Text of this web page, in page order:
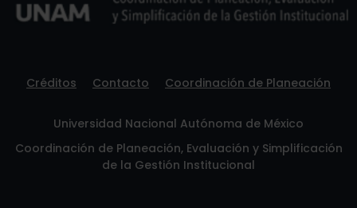
Créditos Contacto Coordinación de Planeación
Universidad Nacional Autónoma de México
Coordinación de Planeación, Evaluación y Simplificación
de la Gestión Institucional